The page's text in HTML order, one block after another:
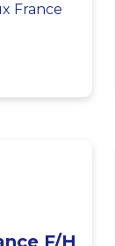
France
F/H